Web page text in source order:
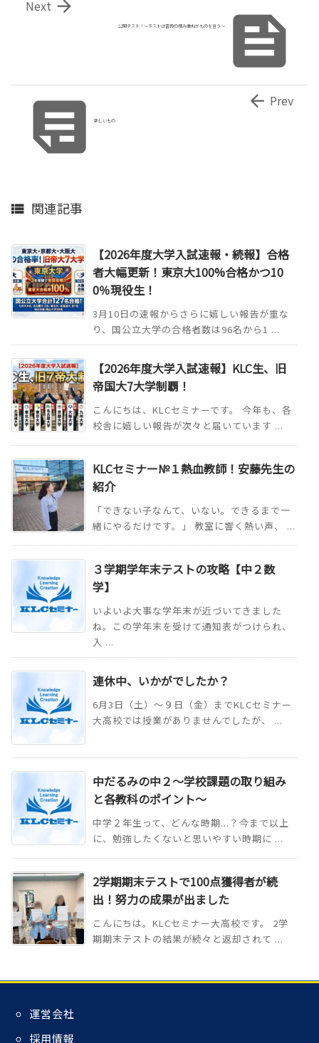

公開テスト！～テストは普段の積み重ねがものを言う～

Next
新しいもの
 Prev
 関連記事
【2026年度大学入試速報・続報】合格
者大幅更新！東京大100%合格かつ10
0％現役生！
3月10日の速報からさらに嬉しい報告が重な
り、国公立大学の合格者数は96名から1 ...
【2026年度大学入試速報】KLC生、旧
帝国大7大学制覇！
こんにちは、KLCセミナーです。 今年も、各
校舎に嬉しい報告が次々と届いています ...
KLCセミナー№１熱血教師！安藤先生の
紹介
「できない子なんて、いない。できるまで一
緒にやるだけです。」 教室に響く熱い声、 ...
３学期学年末テストの攻略【中２数
学】
いよいよ大事な学年末が近づいてきました
ね。この学年末を受けて通知表がつけられ、
入 ...
連休中、いかがでしたか？
6月3日（土）～９日（金）までKLCセミナー
大高校では授業がありませんでしたが、 ...
中だるみの中２～学校課題の取り組み
と各教科のポイント～
中学２年生って、どんな時期...？今まで以上
に、勉強したくないと思いやすい時期に ...
2学期期末テストで100点獲得者が続
出！努力の成果が出ました
こんにちは。KLCセミナー大高校です。 2学
期期末テストの結果が続々と返却されて ...
運営会社
採用情報